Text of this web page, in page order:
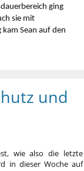
ging
sie mit
Sean auf den
und
wie also die letzte
in dieser Woche auf